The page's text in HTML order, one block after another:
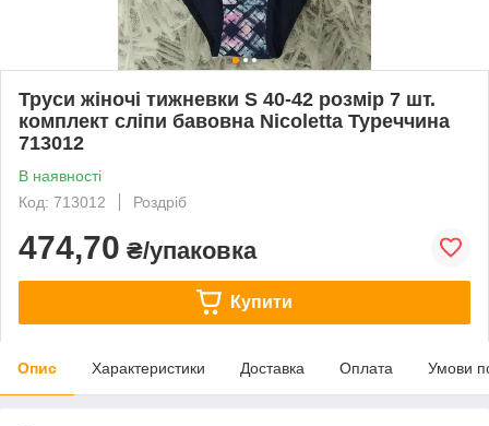
Труси жіночі тижневки S 40-42 розмір 7 шт.
комплект сліпи бавовна Nicoletta Туреччина
713012
В наявності
Код: 713012
Роздріб
474,70 ₴/упаковка
Купити
Опис Характеристики Доставка Оплата Умови